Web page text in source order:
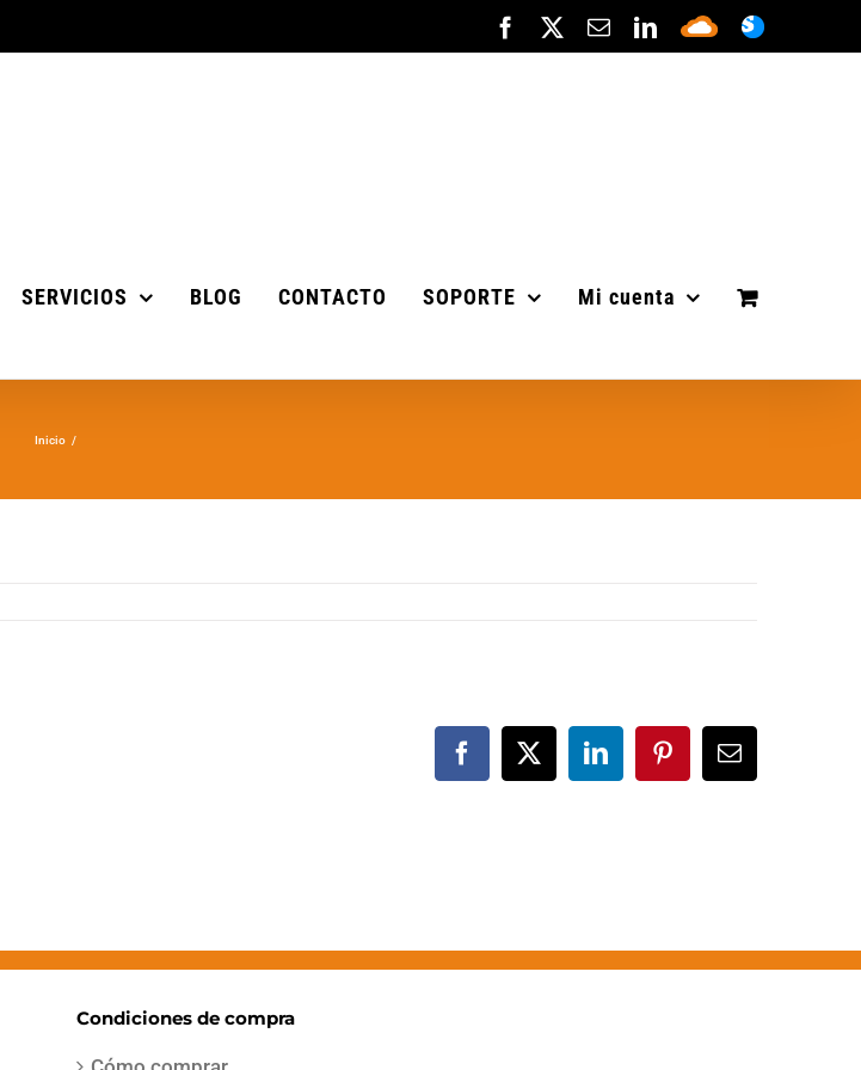
Facebook
X
Correo
electrónico
LinkedIn
Sepa
Cloud
SERVICIOS BLOG CONTACTO SOPORTE Mi cuenta
Inicio
Facebook
X LinkedInPinterestCorreo
electrónico
Condiciones de compra